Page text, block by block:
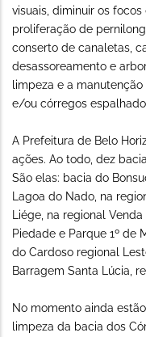
visuais, diminuir os
proliferação de
conserto de canaletas,
desassoreamento e
limpeza e a
e/ou córregos
A Prefeitura de Belo
ações. Ao todo, dez
São elas: bacia do
Lagoa do Nado, na
Liége, na regional
Piedade e Parque 1º de
do Cardoso regional
Barragem Santa Lúcia,
No momento ainda
limpeza da bacia dos